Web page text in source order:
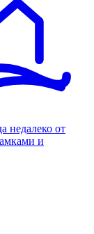
недалеко от
и